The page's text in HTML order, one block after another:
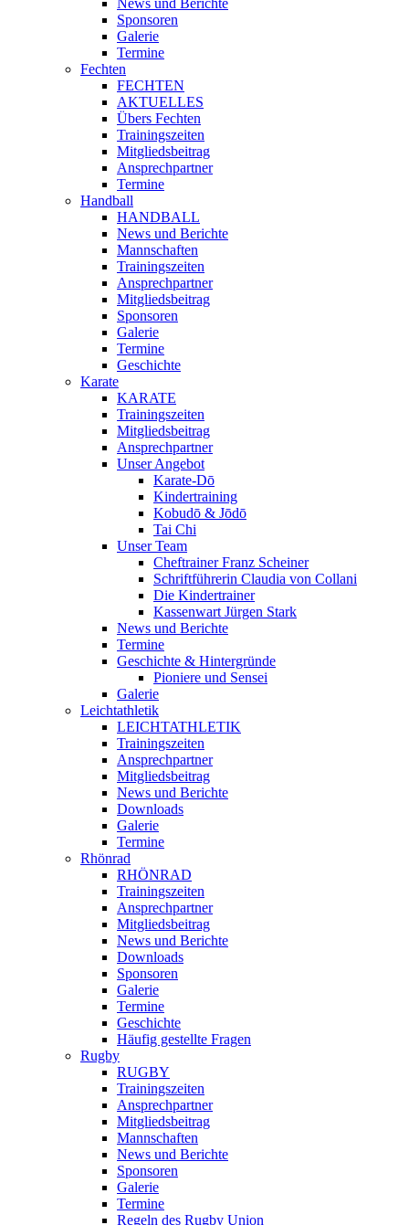
News und Berichte
Sponsoren
Galerie
Termine
Fechten
FECHTEN
AKTUELLES
Übers Fechten
Trainingszeiten
Mitgliedsbeitrag
Ansprechpartner
Termine
Handball
HANDBALL
News und Berichte
Mannschaften
Trainingszeiten
Ansprechpartner
Mitgliedsbeitrag
Sponsoren
Galerie
Termine
Geschichte
Karate
KARATE
Trainingszeiten
Mitgliedsbeitrag
Ansprechpartner
Unser Angebot
Karate-Dō
Kindertraining
Kobudō & Jōdō
Tai Chi
Unser Team
Cheftrainer Franz Scheiner
Schriftführerin Claudia von Collani
Die Kindertrainer
Kassenwart Jürgen Stark
News und Berichte
Termine
Geschichte & Hintergründe
Pioniere und Sensei
Galerie
Leichtathletik
LEICHTATHLETIK
Trainingszeiten
Ansprechpartner
Mitgliedsbeitrag
News und Berichte
Downloads
Galerie
Termine
Rhönrad
RHÖNRAD
Trainingszeiten
Ansprechpartner
Mitgliedsbeitrag
News und Berichte
Downloads
Sponsoren
Galerie
Termine
Geschichte
Häufig gestellte Fragen
Rugby
RUGBY
Trainingszeiten
Ansprechpartner
Mitgliedsbeitrag
Mannschaften
News und Berichte
Sponsoren
Galerie
Termine
Regeln des Rugby Union